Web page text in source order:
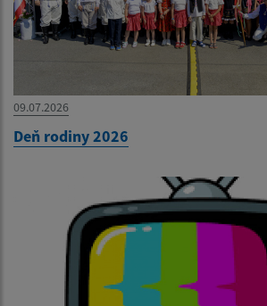
09.07.2026
Deň rodiny 2026